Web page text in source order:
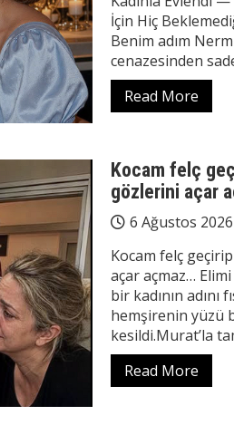
İçin Hiç
Benim adım
cenazesinden
Read More
Kocam felç
gözlerini açar
6 Ağustos 2026
Kocam felç
açar açmaz…
bir kadının adını
hemşirenin yüzü
kesildi.Murat’la
Read More